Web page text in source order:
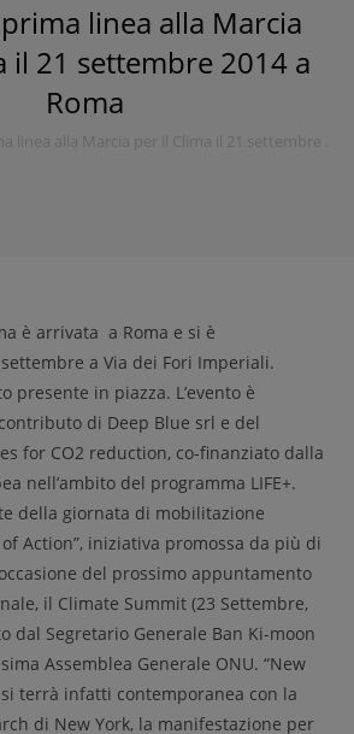
linea alla Marcia
il 21 settembre 2014 a
Roma
linea alla Marcia per il Clima il 21 settembre
è arrivata a Roma e si è
a Via dei Fori Imperiali.
presente in piazza. L’evento è
di Deep Blue srl e del
for CO2 reduction, co-finanziato dalla
nell’ambito del programma LIFE+.
della giornata di mobilitazione
of Action”, iniziativa promossa da più di
del prossimo appuntamento
il Climate Summit (23 Settembre,
dal Segretario Generale Ban Ki-moon
Assemblea Generale ONU. “New
si terrà infatti contemporanea con la
di New York, la manifestazione per